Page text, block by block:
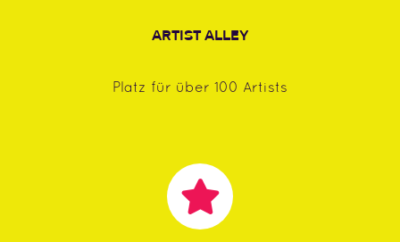
ARTIST ALLEY
Platz für über 100 Artists